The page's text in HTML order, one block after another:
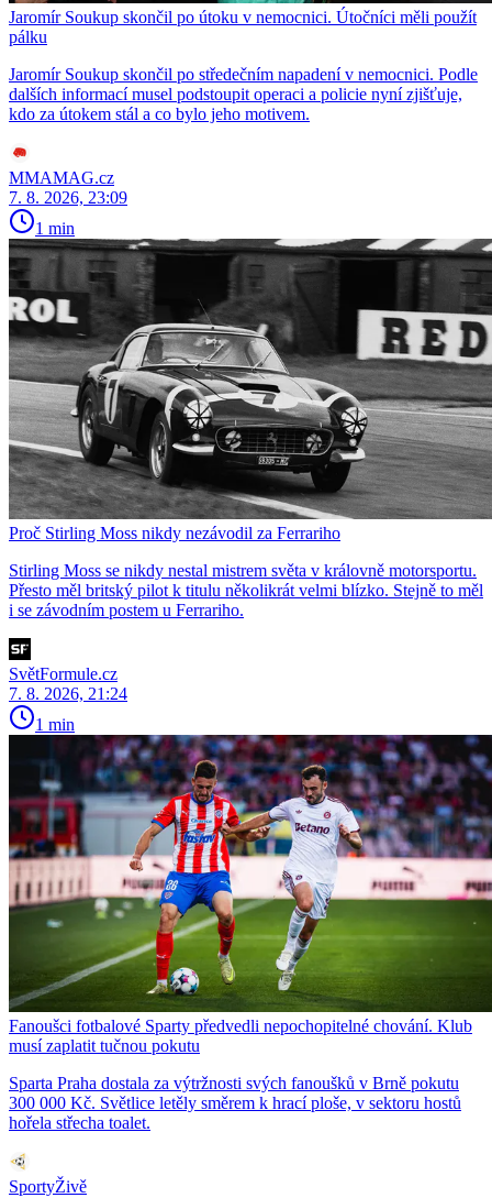
Jaromír Soukup skončil po útoku v nemocnici. Útočníci měli použít
pálku
Jaromír Soukup skončil po středečním napadení v nemocnici. Podle
dalších informací musel podstoupit operaci a policie nyní zjišťuje,
kdo za útokem stál a co bylo jeho motivem.
MMAMAG.cz
7. 8. 2026, 23:09
1 min
Proč Stirling Moss nikdy nezávodil za Ferrariho
Stirling Moss se nikdy nestal mistrem světa v královně motorsportu.
Přesto měl britský pilot k titulu několikrát velmi blízko. Stejně to měl
i se závodním postem u Ferrariho.
SvětFormule.cz
7. 8. 2026, 21:24
1 min
Fanoušci fotbalové Sparty předvedli nepochopitelné chování. Klub
musí zaplatit tučnou pokutu
Sparta Praha dostala za výtržnosti svých fanoušků v Brně pokutu
300 000 Kč. Světlice letěly směrem k hrací ploše, v sektoru hostů
hořela střecha toalet.
SportyŽivě